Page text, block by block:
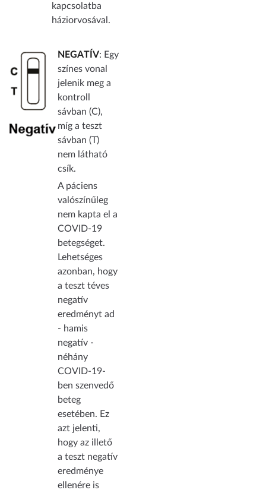
kapcsolatba
háziorvosával.
NEGATÍV: Egy
színes vonal
jelenik meg a
kontroll
sávban (C),
míg a teszt
sávban (T)
nem látható
csík.
A páciens
valószínűleg
nem kapta el a
COVID-19
betegséget.
Lehetséges
azonban, hogy
a teszt téves
negatív
eredményt ad
- hamis
negatív -
néhány
COVID-19-
ben szenvedő
beteg
esetében. Ez
azt jelenti,
hogy az illető
a teszt negatív
eredménye
ellenére is